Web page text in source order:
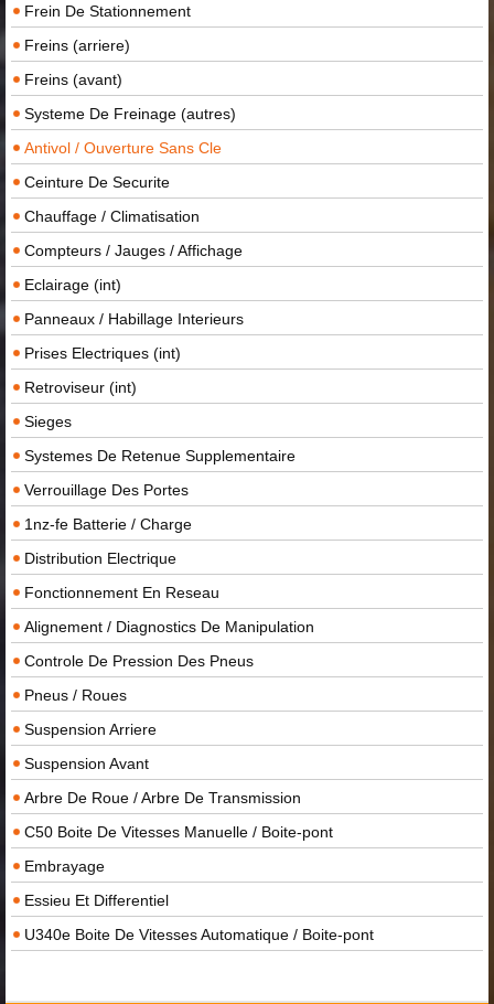
Frein De Stationnement
Freins (arriere)
Freins (avant)
Systeme De Freinage (autres)
Antivol / Ouverture Sans Cle
Ceinture De Securite
Chauffage / Climatisation
Compteurs / Jauges / Affichage
Eclairage (int)
Panneaux / Habillage Interieurs
Prises Electriques (int)
Retroviseur (int)
Sieges
Systemes De Retenue Supplementaire
Verrouillage Des Portes
1nz-fe Batterie / Charge
Distribution Electrique
Fonctionnement En Reseau
Alignement / Diagnostics De Manipulation
Controle De Pression Des Pneus
Pneus / Roues
Suspension Arriere
Suspension Avant
Arbre De Roue / Arbre De Transmission
C50 Boite De Vitesses Manuelle / Boite-pont
Embrayage
Essieu Et Differentiel
U340e Boite De Vitesses Automatique / Boite-pont